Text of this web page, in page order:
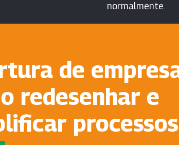
normalmente.
de
redesenhar e
processos